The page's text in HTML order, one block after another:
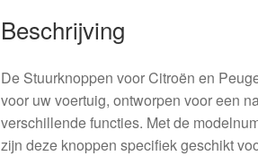
Beschrijving
De Stuurknoppen voor Citroën en
voor uw voertuig, ontworpen voor een
verschillende functies. Met de
zijn deze knoppen specifiek geschikt